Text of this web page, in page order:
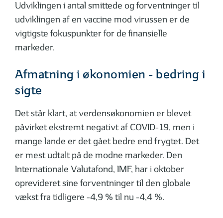
Udviklingen i antal smittede og forventninger til
udviklingen af en vaccine mod virussen er de
vigtigste fokuspunkter for de finansielle
markeder.
Afmatning i økonomien - bedring i
sigte
Det står klart, at verdensøkonomien er blevet
påvirket ekstremt negativt af COVID-19, men i
mange lande er det gået bedre end frygtet. Det
er mest udtalt på de modne markeder. Den
Internationale Valutafond, IMF, har i oktober
oprevideret sine forventninger til den globale
vækst fra tidligere -4,9 % til nu -4,4 %.